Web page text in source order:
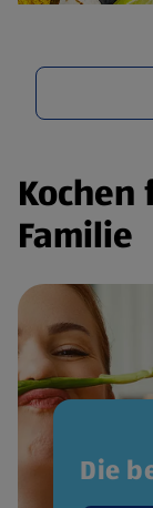
Kochen
Familie
Die